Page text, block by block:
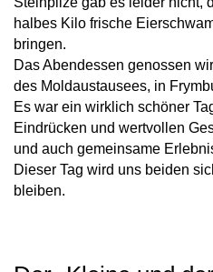
halbes Kilo frische
bringen.
Das Abendessen genossen
des Moldaustausees, in
Es war ein wirklich schöner
Eindrücken und wertvollen
und auch gemeinsame
Dieser Tag wird uns beiden
bleiben.